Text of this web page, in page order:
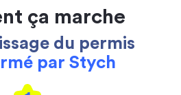
ça marche
du permis
par Stych